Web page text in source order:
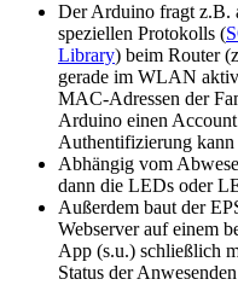
Der Arduino fragt z.B.
speziellen Protokolls (
Library) beim Router
gerade im WLAN
MAC-Adressen der
Arduino einen
Authentifizierung kann
Abhängig vom
dann die LEDs oder
Außerdem baut der
Webserver auf einem
App (s.u.) schließlich
Status der